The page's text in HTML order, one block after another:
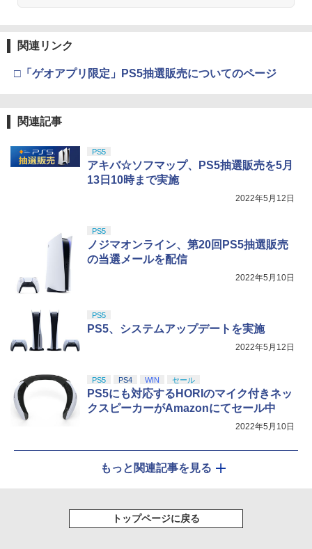
関連リンク
□「ゲオアプリ限定」PS5抽選販売についてのページ
関連記事
PS5
アキバ☆ソフマップ、PS5抽選販売を5月
13日10時まで実施
2022年5月12日
PS5
ノジマオンライン、第20回PS5抽選販売
の当選メールを配信
2022年5月10日
PS5
PS5、システムアップデートを実施
2022年5月12日
PS5 PS4 WIN セール
PS5にも対応するHORIのマイク付きネッ
クスピーカーがAmazonにてセール中
2022年5月10日
もっと関連記事を見る
トップページに戻る